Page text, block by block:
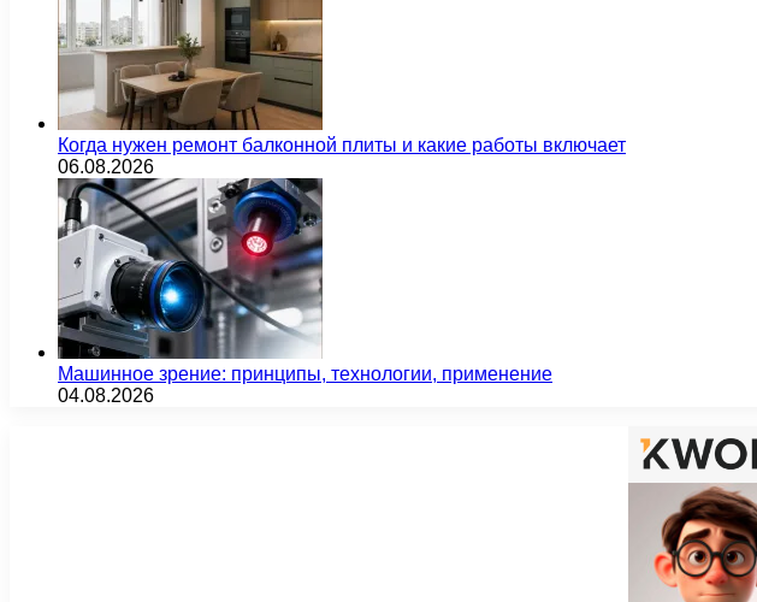
Когда нужен ремонт балконной плиты и какие работы включает
06.08.2026
Машинное зрение: принципы, технологии, применение
04.08.2026